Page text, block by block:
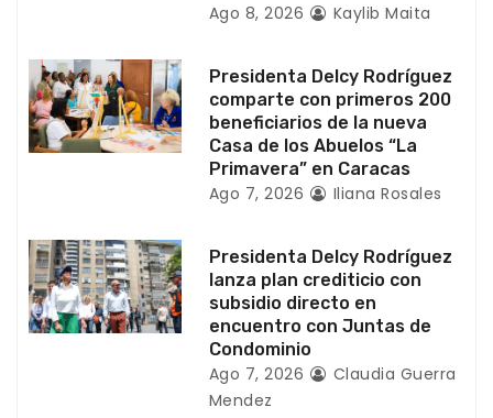
d
a
s
Ago 8, 2026 Kaylib Maita
Presidenta Delcy Rodríguez
comparte con primeros 200
beneficiarios de la nueva
Casa de los Abuelos “La
Primavera” en Caracas
Ago 7, 2026 Iliana Rosales
Presidenta Delcy Rodríguez
lanza plan crediticio con
subsidio directo en
encuentro con Juntas de
Condominio
Ago 7, 2026
Claudia Guerra
Mendez